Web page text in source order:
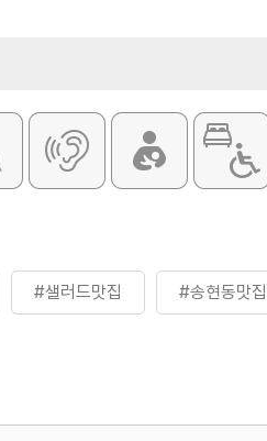
#샐러드맛집 #송현동맛집